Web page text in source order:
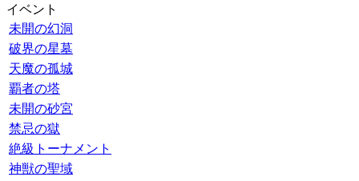
イベント
未開の幻洞
破界の星墓
天魔の孤城
覇者の塔
未開の砂宮
禁忌の獄
絶級トーナメント
神獣の聖域